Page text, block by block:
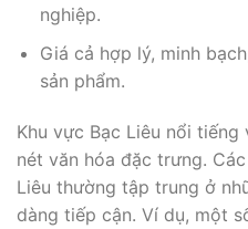
nghiệp.
Giá cả hợp lý, minh
sản phẩm.
Khu vực Bạc Liêu nổi
nét văn hóa đặc trưng.
Liêu thường tập trung ở
dàng tiếp cận. Ví dụ, một